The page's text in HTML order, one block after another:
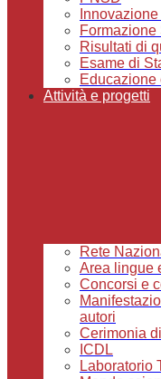
Risultati di
Esame di
Educazione
Attività e progetti
Rete
Area lingue
Concorsi e
autori
Cerimonia
ICDL
Laboratorio